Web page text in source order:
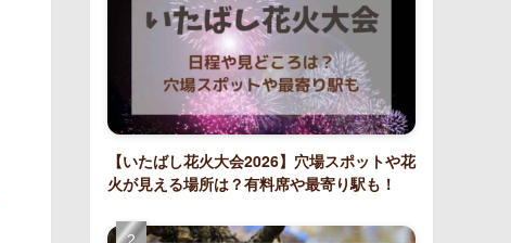
【いたばし花火大会2026】穴場スポットや花
火が見える場所は？有料席や最寄り駅も！